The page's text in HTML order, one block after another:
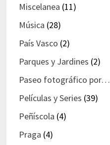
Miscelanea (11)
Música (28)
País Vasco (2)
Parques y Jardines (2)
Paseo fotográfico por…
Películas y Series (39)
Peñíscola (4)
Praga (4)